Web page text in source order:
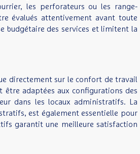
les perforateurs ou les range-
évalués attentivement avant toute
budgétaire des services et limitent la
directement sur le confort de travail
être adaptées aux configurations des
dans les locaux administratifs. La
est également essentielle pour
garantit une meilleure satisfaction